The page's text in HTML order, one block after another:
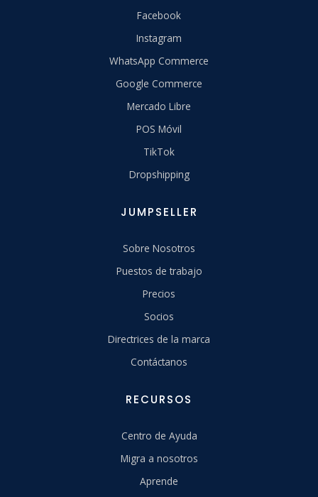
Facebook
Instagram
WhatsApp Commerce
Google Commerce
Mercado Libre
POS Móvil
TikTok
Dropshipping
JUMPSELLER
Sobre Nosotros
Puestos de trabajo
Precios
Socios
Directrices de la marca
Contáctanos
RECURSOS
Centro de Ayuda
Migra a nosotros
Aprende